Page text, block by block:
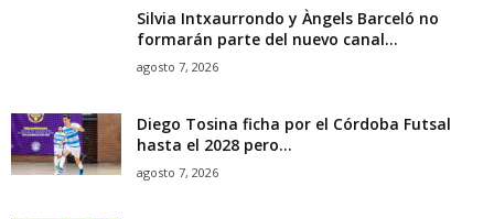
Silvia Intxaurrondo y Àngels Barceló no
formarán parte del nuevo canal...
agosto 7, 2026
Diego Tosina ficha por el Córdoba Futsal
hasta el 2028 pero...
agosto 7, 2026